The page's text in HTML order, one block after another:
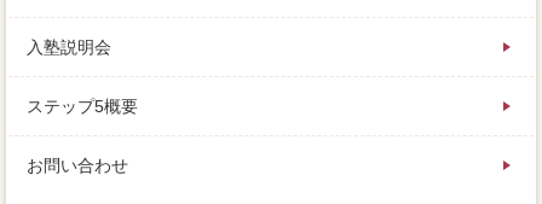
入塾説明会
ステップ5概要
お問い合わせ